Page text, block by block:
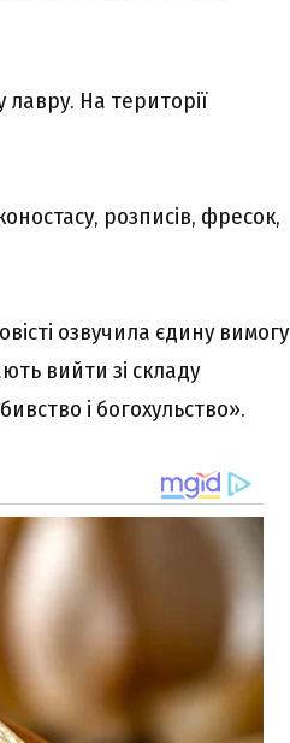
На території
розписів, фресок,
озвучила єдину вимогу
вийти зі складу
і богохульство».